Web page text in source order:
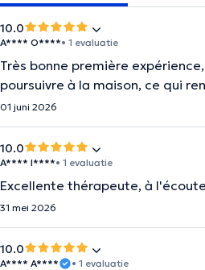
10.0
A**** O****• 1 evaluatie
Très bonne première
poursuivre à la maison, ce qui
01 juni 2026
10.0
A**** I****• 1 evaluatie
Excellente thérapeute, à
31 mei 2026
10.0
A**** A**** • 1 evaluatie